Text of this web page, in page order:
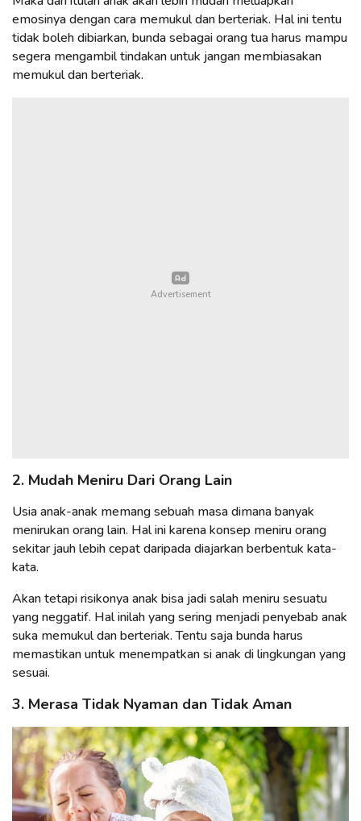
emosinya dengan cara memukul dan berteriak. Hal ini tentu
tidak boleh dibiarkan, bunda sebagai orang tua harus mampu
segera mengambil tindakan untuk jangan membiasakan
memukul dan berteriak.
2. Mudah Meniru Dari Orang Lain
Usia anak-anak memang sebuah masa dimana banyak
menirukan orang lain. Hal ini karena konsep meniru orang
sekitar jauh lebih cepat daripada diajarkan berbentuk kata-
kata.
Akan tetapi risikonya anak bisa jadi salah meniru sesuatu
yang neggatif. Hal inilah yang sering menjadi penyebab anak
suka memukul dan berteriak. Tentu saja bunda harus
memastikan untuk menempatkan si anak di lingkungan yang
sesuai.
3. Merasa Tidak Nyaman dan Tidak Aman